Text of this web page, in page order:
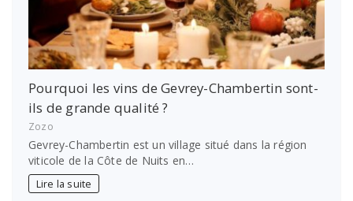
Pourquoi les vins de Gevrey-Chambertin sont-
ils de grande qualité ?
Zozo
Gevrey-Chambertin est un village situé dans la région
viticole de la Côte de Nuits en…
Lire la suite